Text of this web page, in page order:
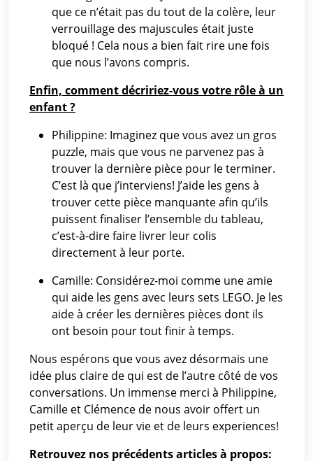
que ce n’était pas du tout de la colère, leur
verrouillage des majuscules était juste
bloqué ! Cela nous a bien fait rire une fois
que nous l’avons compris.
Enfin, comment décririez-vous votre rôle à un
enfant ?
Philippine: Imaginez que vous avez un gros
puzzle, mais que vous ne parvenez pas à
trouver la dernière pièce pour le terminer.
C’est là que j’interviens! J’aide les gens à
trouver cette pièce manquante afin qu’ils
puissent finaliser l’ensemble du tableau,
c’est-à-dire faire livrer leur colis
directement à leur porte.
Camille: Considérez-moi comme une amie
qui aide les gens avec leurs sets LEGO. Je les
aide à créer les dernières pièces dont ils
ont besoin pour tout finir à temps.
Nous espérons que vous avez désormais une
idée plus claire de qui est de l’autre côté de vos
conversations. Un immense merci à Philippine,
Camille et Clémence de nous avoir offert un
petit aperçu de leur vie et de leurs experiences!
Retrouvez nos précédents articles à propos: